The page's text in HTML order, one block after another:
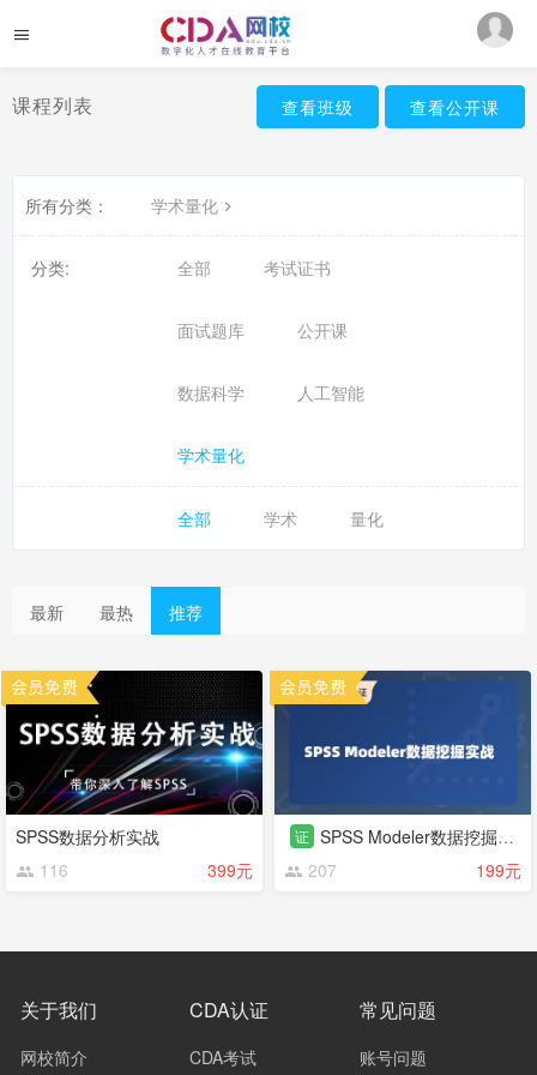
课程列表 查看班级 查看公开课
所有分类： 学术量化
分类: 全部 考试证书
面试题库 公开课
数据科学 人工智能
学术量化
全部 学术 量化
最新 最热 推荐
SPSS数据分析实战
116
399元
证 SPSS Modeler数据挖掘实战
207
199元
关于我们
网校简介
CDA认证
CDA考试
常见问题
账号问题